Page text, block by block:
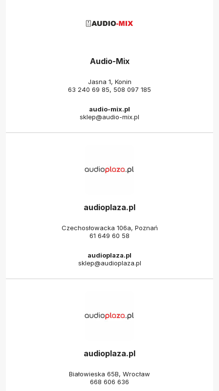
Audio-Mix
Jasna 1, Konin
63 240 69 85, 508 097 185
audio-mix.pl
sklep@audio-mix.pl
audioplaza.pl
Czechosłowacka 106a, Poznań
61 649 60 58
audioplaza.pl
sklep@audioplaza.pl
audioplaza.pl
Białowieska 65B, Wrocław
668 606 636